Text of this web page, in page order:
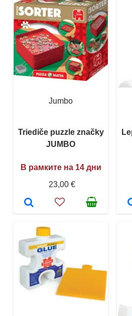
Jumbo
Triediče puzzle značky
JUMBO
В рамките на 14 дни
23,00 €